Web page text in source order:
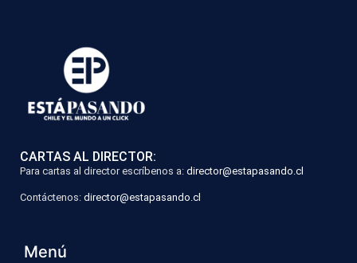
CARTAS AL DIRECTOR:
Para cartas al director escríbenos a: director@estapasando.cl
Contáctenos: director@estapasando.cl
Menú